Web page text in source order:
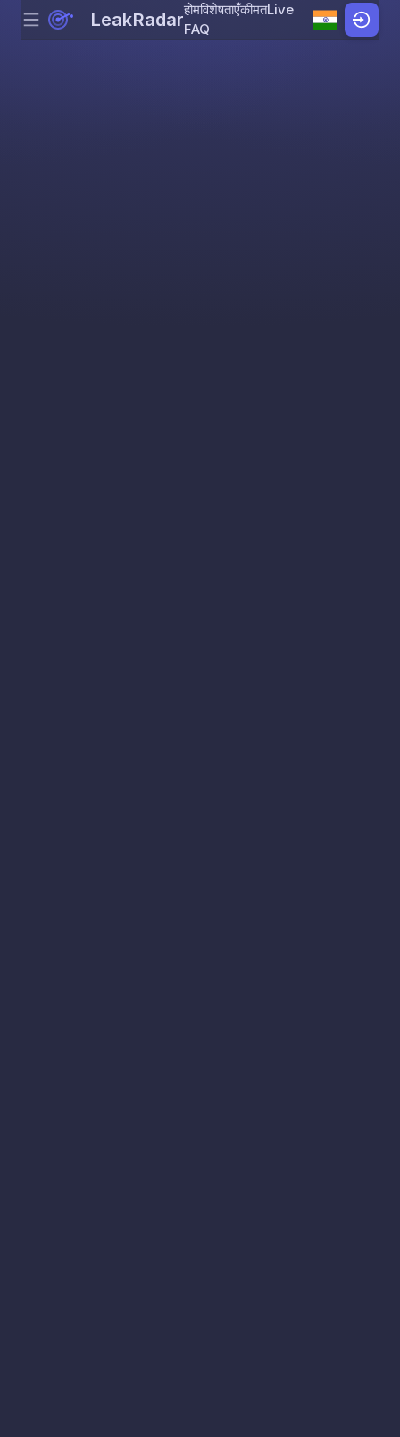
Skip to content
Menu LeakRadarहोमविशेषताएँकीमतLive
FAQ